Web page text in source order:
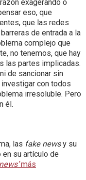
exagerando o
eso, que
que las redes
de entrada a la
complejo que
no tenemos, que hay
las partes implicadas.
de sancionar sin
con todos
irresoluble. Pero
él.
las fake newsy su
su artículo de
más